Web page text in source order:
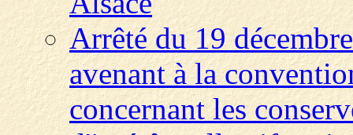
Arrêté du 19
avenant à la
concernant les